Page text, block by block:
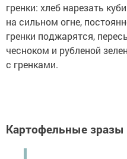
гренки: хлеб нарезать
на сильном огне,
гренки поджарятся,
чесноком и рубленой
с гренками.
Картофельные зразы